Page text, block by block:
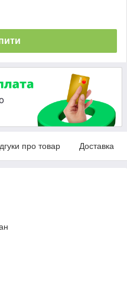
про товар Доставка